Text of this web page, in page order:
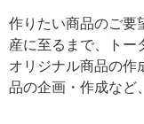
作りたい商品のご要
産に至るまで、トー
オリジナル商品の作
品の企画・作成など